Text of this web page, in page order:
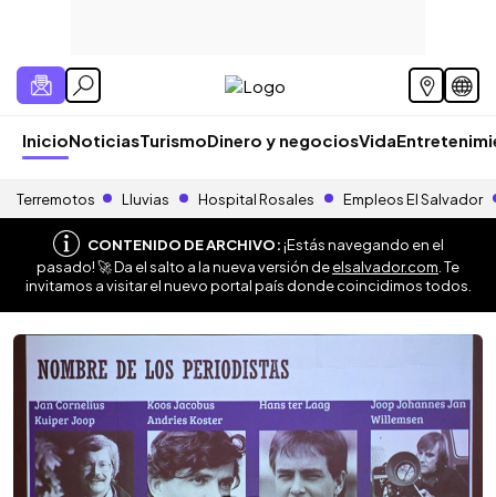
InicioNoticiasTurismoDinero y negociosVida
Terremotos Lluvias Hospital Rosales Empleos El Salvador
CONTENIDO DE ARCHIVO:¡Estás navegando en el
pasado! 🚀 Da el salto a la nueva versión deelsalvador.com . Te
invitamos a visitar el nuevo portal país donde coincidimos todos.